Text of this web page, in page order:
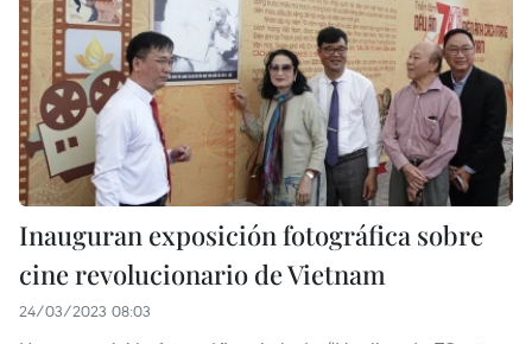
Inauguran exposición fotográfica sobre
cine revolucionario de Vietnam
24/03/2023 08:03